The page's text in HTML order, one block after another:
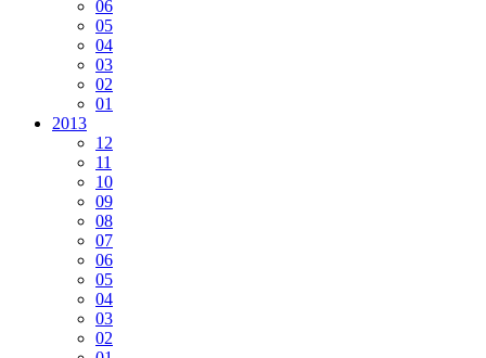
06
05
04
03
02
01
2013
12
11
10
09
08
07
06
05
04
03
02